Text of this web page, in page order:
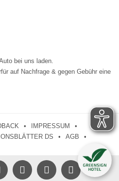
bei uns laden.
auf Nachfrage & gegen Gebühr eine
IMPRESSUM
DS
AGB
 